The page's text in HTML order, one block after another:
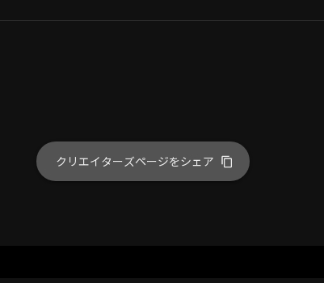
クリエイターズページをシェア